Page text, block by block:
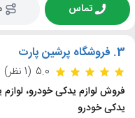
تماس
3. فروشگاه پرشین پارت
5.0 (1 نظر)
فروش لوازم یدکی خودرو،
یدکی خودرو